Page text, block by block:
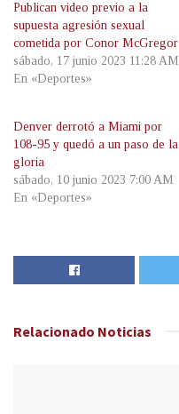
Publican video previo a la
supuesta agresión sexual
cometida por Conor McGregor
sábado, 17 junio 2023 11:28 AM
En «Deportes»
Denver derrotó a Miami por
108-95 y quedó a un paso de la
gloria
sábado, 10 junio 2023 7:00 AM
En «Deportes»
Relacionado Noticias